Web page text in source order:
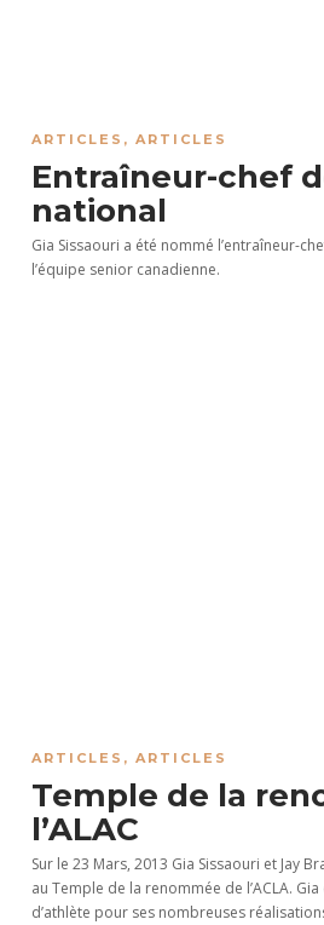
ARTICLES , ARTICLES
Entraîneur-chef
national
Gia Sissaouri a été nommé l’entraîneur-
l’équipe senior canadienne.
ARTICLES , ARTICLES
Temple de la
l’ALAC
Sur le 23 Mars, 2013 Gia Sissaouri et Jay
au Temple de la renommée de l’ACLA.
d’athlète pour ses nombreuses